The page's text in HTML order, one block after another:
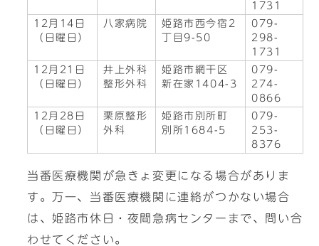
1731
12月14日
（日曜日）
八家病院
姫路市西今宿2
丁目9-50
079-
298-
1731
12月21日
（日曜日）
井上外科
整形外科
姫路市網干区
新在家1404-3
079-
274-
0866
12月28日
（日曜日）
栗原整形
外科
姫路市別所町
別所1684-5
079-
253-
8376
当番医療機関が急きょ変更になる場合がありま
す。万一、当番医療機関に連絡がつかない場合
は、姫路市休日・夜間急病センターまで、問い合
わせてください。